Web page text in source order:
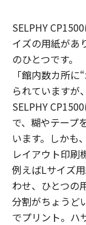
SELPHY
イズの用紙があ
のひとつです。
「館内数カ所
られていますが
SELPHY
で、糊やテープ
います。しかも
レイアウト印刷
例えばLサイズ
わせ、ひとつの
分割がちょうど
でプリント。ハ